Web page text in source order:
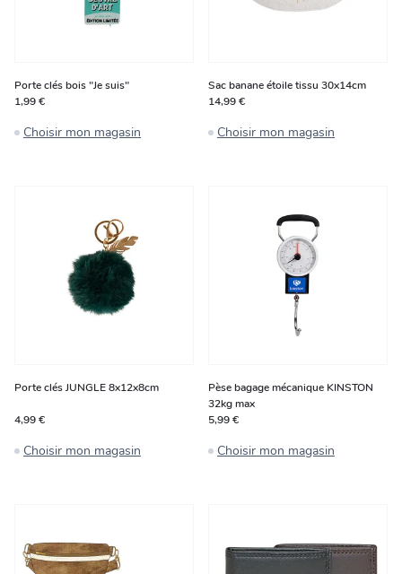
Porte clés bois "Je suis"
1,99 €
Choisir mon magasin
Sac banane étoile tissu 30x14cm
14,99 €
Choisir mon magasin
Porte clés JUNGLE 8x12x8cm
4,99 €
Choisir mon magasin
Pèse bagage mécanique KINSTON
32kg max
5,99 €
Choisir mon magasin